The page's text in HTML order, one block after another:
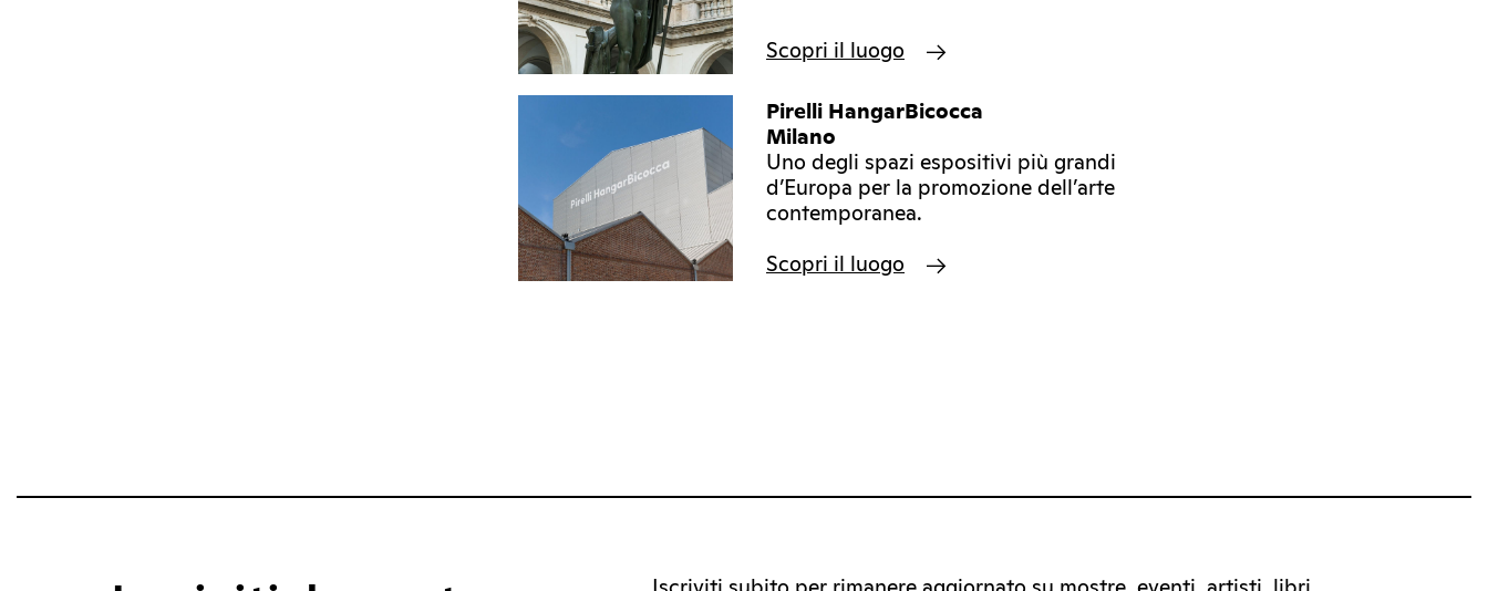
Scopri il luogo
Pirelli HangarBicocca
Milano
Uno degli spazi espositivi più grandi
d’Europa per la promozione dell’arte
contemporanea.
Scopri il luogo